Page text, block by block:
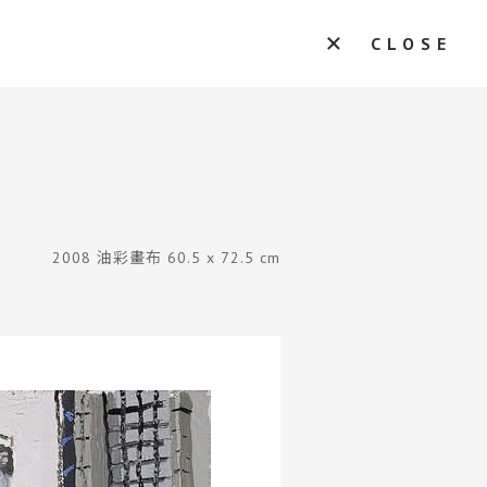
CLOSE
2008 油彩畫布 60.5 x 72.5 cm